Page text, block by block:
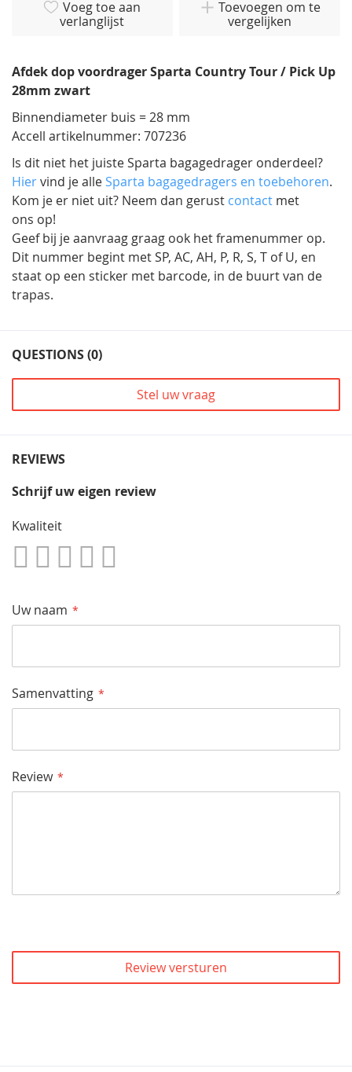
Voeg toe aan
verlanglijst
Toevoegen om te
vergelijken
Afdek dop voordrager Sparta Country Tour / Pick Up
28mm zwart
Binnendiameter buis = 28 mm
Accell artikelnummer: 707236
Is dit niet het juiste Sparta bagagedrager onderdeel?
Hiervind je alleSparta bagagedragers en toebehoren.
Kom je er niet uit? Neem dan gerust contact met
ons op!
Geef bij je aanvraag graag ook het framenummer op.
Dit nummer begint met SP, AC, AH, P, R, S, T of U, en
staat op een sticker met barcode, in de buurt van de
trapas.
QUESTIONS (0)
Stel uw vraag
REVIEWS
Schrijf uw eigen review
Kwaliteit
1
Star
2
Sterren
3
Sterren
4
Sterren
Uw naam
Samenvatting
Review
Review versturen